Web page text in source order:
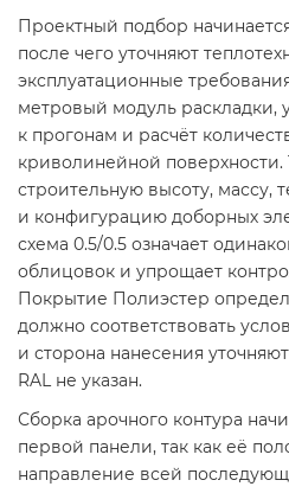
Проектный подбор
после чего уточняют
эксплуатационные
метровый модуль раскладки,
к прогонам и расчёт
криволинейной
строительную высоту, массу,
и конфигурацию доборных
схема 0.5/0.5 означает
облицовок и упрощает
Покрытие Полиэстер
должно соответствовать
и сторона нанесения
RAL не указан.
Сборка арочного контура
первой панели, так как её
направление всей